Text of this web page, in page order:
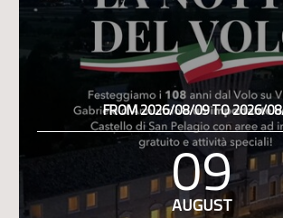
FROM 2026/08/09 TO 2026/
09
AUGUST